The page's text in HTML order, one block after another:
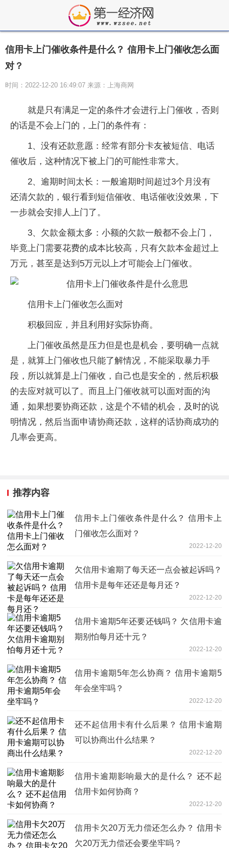
信用卡上门催收条件是什么？ 信用卡上门催收怎么面
对？
时间：2022-12-20 16:49:07 来源：上海商网
就是只有满足一定的条件才会进行上门催收，否则
的话是不会上门的，上门的条件有：
1、没有还款意愿：经常有部分卡友被短信、电话
催收后，这种情况下被上门的可能性非常大。
2、逾期时间太长：一般逾期时间超过3个月没有
还清欠款的，银行看到短信催收、电话催收没效果，下
一步就会安排人上门了。
3、欠款金额太多：小额的欠款一般都不会上门，
毕竟上门需要花费的成本比较高，只有欠款本金超过上
万元，甚至是达到5万元以上才可能会上门催收。
信用卡上门催收怎么面对
积极回应，并且利用好实际协商。
上门催收虽然是压力但是也是机会，要明确一点就
是，就算上门催收也只能了解情况，不能采取暴力手
段，所以就算是上门催收，自己也是安全的，然后积极
的去应对就可以了。而且上门催收就可以面对面的沟
通，如果想要协商还款，这是个不错的机会，及时的说
明情况，然后当面申请协商还款，这样的话协商成功的
几率会更高。
推荐内容
信用卡上门催收条件是什么？ 信用卡上
门催收怎么面对？
2022-12-20
欠信用卡逾期了每天还一点会被起诉吗？
信用卡是每年还还是每月还？
2022-12-20
信用卡逾期5年还要还钱吗？ 欠信用卡逾
期别怕每月还十元？
2022-12-20
信用卡逾期5年怎么协商？ 信用卡逾期5
年会坐牢吗？
2022-12-20
还不起信用卡有什么后果？ 信用卡逾期
可以协商出什么结果？
2022-12-20
信用卡逾期影响最大的是什么？ 还不起
信用卡如何协商？
2022-12-20
信用卡欠20万无力偿还怎么办？ 信用卡
欠20万无力偿还会要坐牢吗？